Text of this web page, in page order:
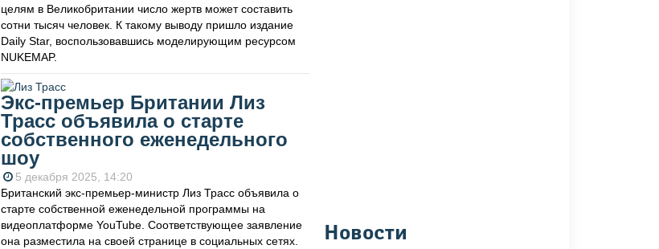
целям в Великобритании число жертв может составить
сотни тысяч человек. К такому выводу пришло издание
Daily Star, воспользовавшись моделирующим ресурсом
NUKEMAP.
Экс-премьер Британии Лиз
Трасс объявила о старте
собственного еженедельного
шоу
5 декабря 2025, 14:20
Британский экс-премьер-министр Лиз Трасс объявила о
старте собственной еженедельной программы на
видеоплатформе YouTube. Соответствующее заявление
она разместила на своей странице в социальных сетях.
Новости